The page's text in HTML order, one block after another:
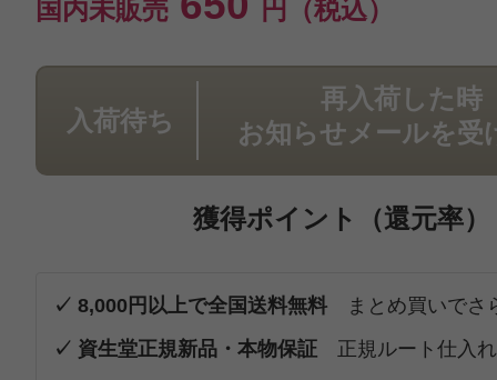
国内未販売 円（税込）
入荷待ち
再入荷した時
お知らせメールを受
獲得ポイント（還元率）
✓ 8,000円以上で全国送料無料 まとめ買いでさ
✓ 資生堂正規新品・本物保証 正規ルート仕入